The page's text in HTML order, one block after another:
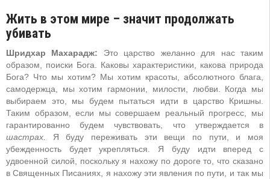
Жить в этом мире – значит продолжать
убивать
Шридхар Махарадж: Это царство желанно для нас таким
образом, поиски Бога. Каковы характеристики, какова природа
Бога? Что мы хотим? Мы хотим красоты, абсолютного блага,
самодержца, мы хотим гармонии, милости, любви. Когда мы
выбираем это, мы будем пытаться идти в царство Кришны.
Таким образом, если мы совершаем реальный прогресс, мы
гарантированно будем чувствовать, что утверждается в
шастрах.
Я буду переживать эти вещи по пути, и моя
убежденность будет укрепляться. Я буду идти вперед с
удвоенной силой, поскольку я нахожу по дороге то, что сказано
в Священных Писаниях, я нахожу эти явления по пути, и так мы